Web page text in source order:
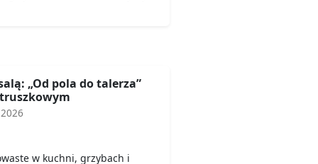
„Od pola do talerza”
w kuchni, grzybach i